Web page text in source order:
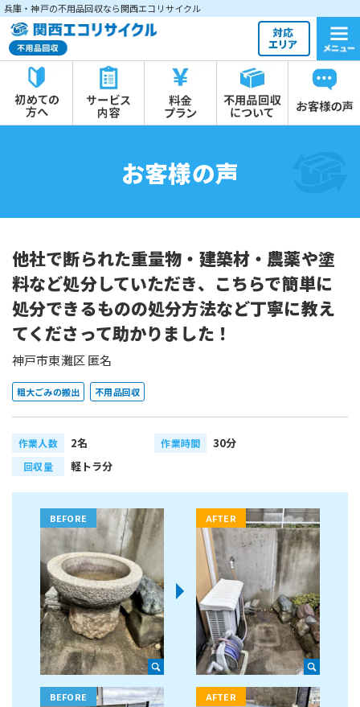
兵庫・神戸の不用品回収なら関西エコリサイクル
お客様の声
他社で断られた重量物・建築材・農薬や塗
料など処分していただき、こちらで簡単に
処分できるものの処分方法など丁寧に教え
てくださって助かりました！
神戸市東灘区 匿名
粗大ごみの搬出 不用品回収
作業人数 2名 作業時間 30分
回収量 軽トラ分